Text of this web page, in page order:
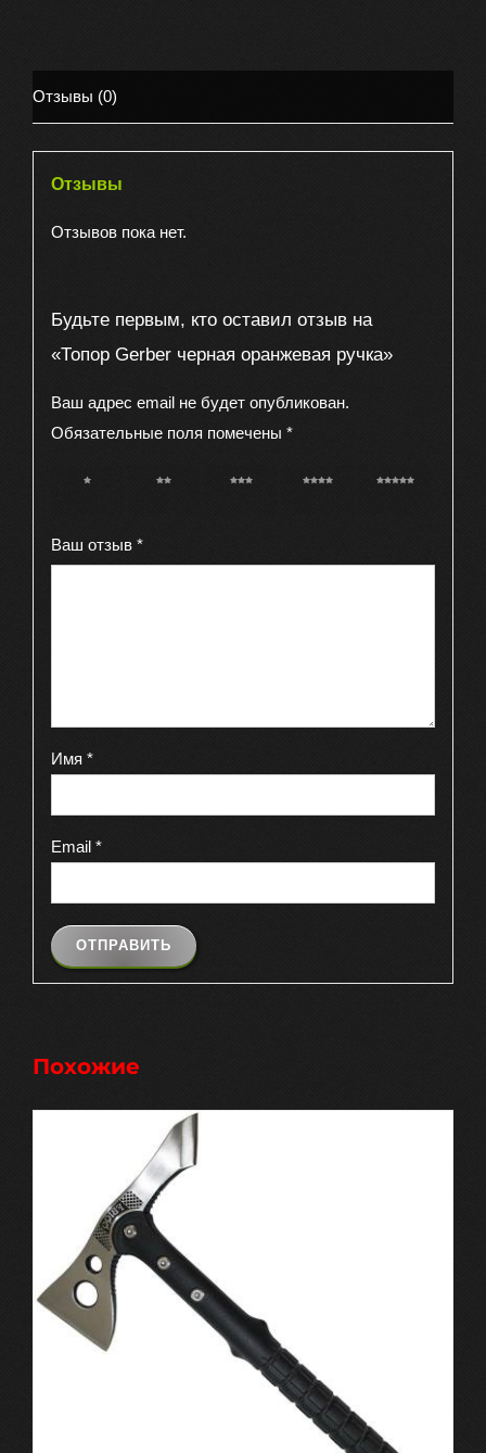
Отзывы (0)
Отзывы
Отзывов пока нет.
Будьте первым, кто оставил отзыв на
«Топор Gerber черная оранжевая ручка»
Ваш адрес email не будет опубликован.
Обязательные поля помечены *
1 из 5
2 из 5
3 из 5
4 из 5
5 из 5
Ваш отзыв *
Имя *
Email *
Похожие